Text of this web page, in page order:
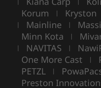
Korum | Kryston
| Mainline |
Minn Kota |
| NAVITAS |
One More Cast |
PETZL |
Preston